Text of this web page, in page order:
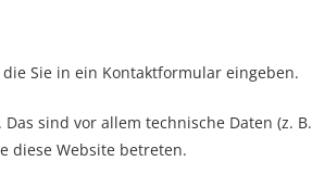
Sie in ein Kontaktformular eingeben.
sind vor allem technische Daten (z. B.
diese Website betreten.